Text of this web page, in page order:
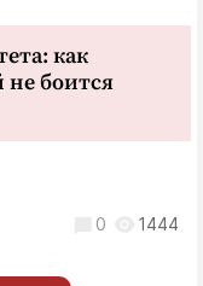
как
не боится
0 1444